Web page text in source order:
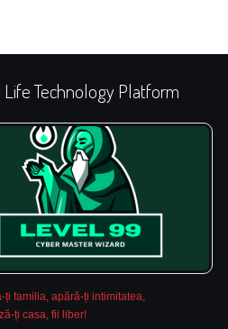
Life Technology Platform
ți familia, apără-ți intimitatea,
ți casa, fii liber!